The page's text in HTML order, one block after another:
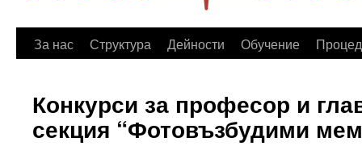
За нас Структура Дейности Обучение
Конкурси за професор и
секция “Фотовъзбудими